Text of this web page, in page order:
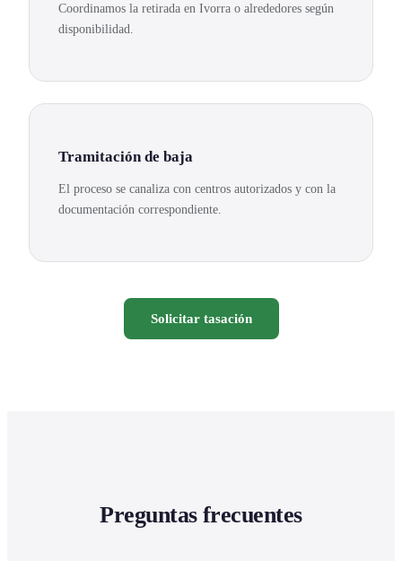
Coordinamos la retirada en Ivorra o alrededores según
disponibilidad.
Tramitación de baja
El proceso se canaliza con centros autorizados y con la
documentación correspondiente.
Solicitar tasación
Preguntas frecuentes